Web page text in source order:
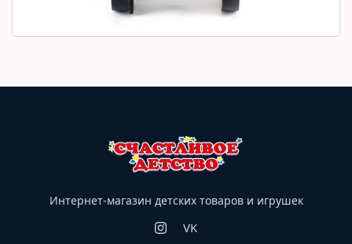
Интернет-магазин детских товаров и игрушек
VK